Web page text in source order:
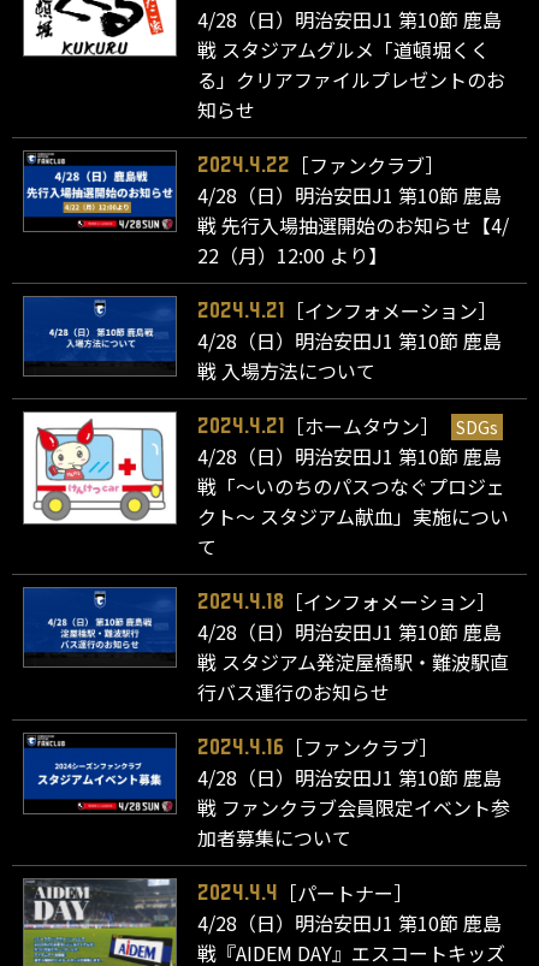
4/28（日）明治安田J1 第10節 鹿島
戦 スタジアムグルメ「道頓堀くく
る」クリアファイルプレゼントのお
知らせ
2024.4.22
［ファンクラブ］
4/28（日）明治安田J1 第10節 鹿島
戦 先行入場抽選開始のお知らせ【4/
22（月）12:00 より】
2024.4.21
［インフォメーション］
4/28（日）明治安田J1 第10節 鹿島
戦 入場方法について
2024.4.21 ［ホームタウン］ SDGs
4/28（日）明治安田J1 第10節 鹿島
戦「～いのちのパスつなぐプロジェ
クト～ スタジアム献血」実施につい
て
2024.4.18
［インフォメーション］
4/28（日）明治安田J1 第10節 鹿島
戦 スタジアム発淀屋橋駅・難波駅直
行バス運行のお知らせ
2024.4.16
［ファンクラブ］
4/28（日）明治安田J1 第10節 鹿島
戦 ファンクラブ会員限定イベント参
加者募集について
2024.4.4
［パートナー］
4/28（日）明治安田J1 第10節 鹿島
戦『AIDEM DAY』エスコートキッズ